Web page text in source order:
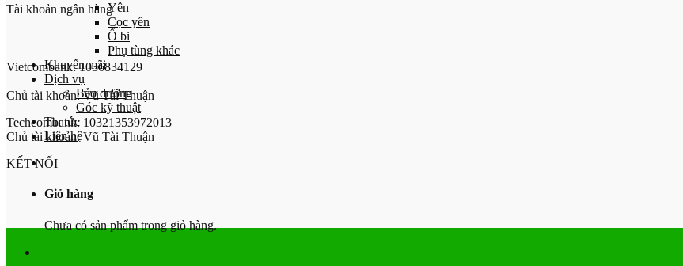
Yên
Cọc yên
Ổ bi
Phụ tùng khác
Khuyến mãi
Dịch vụ
Bảo dưỡng
Góc kỹ thuật
Tin tức
Liên hệ
Giỏ hàng
Chưa có sản phẩm trong giỏ hàng.
Tài khoản ngân hàng
Vietcombank: 1036834129
Chủ tài khoản: Vũ Tài Thuận
Techcombank: 10321353972013
Chủ tài khoản: Vũ Tài Thuận
KẾT NỐI